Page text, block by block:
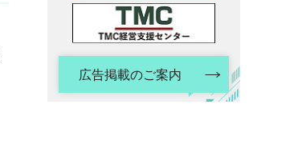
広告掲載のご案内